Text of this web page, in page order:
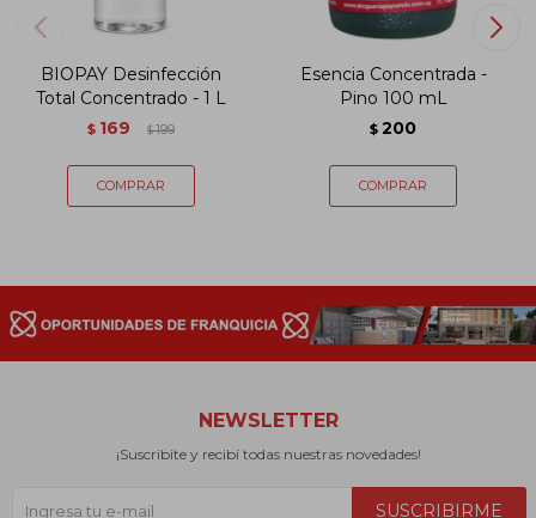
BIOPAY Desinfección
Total Concentrado - 1 L
$ 169 $199
Esencia Concentrada -
Pino 100 mL
$ 200
NEWSLETTER
¡Suscribite y recibí todas nuestras novedades!
SUSCRIBIRME